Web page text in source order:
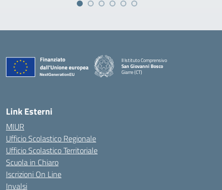
II Istituto Comprensivo
San Giovanni Bosco
Giarre (CT)
Link Esterni
MIUR
Ufficio Scolastico Regionale
Ufficio Scolastico Territoriale
Scuola in Chiaro
Iscrizioni On Line
Invalsi